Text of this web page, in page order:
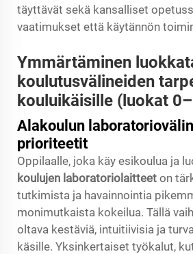
täyttävät sekä kansalliset
vaatimukset että käytännön
Ymmärtäminen
koulutusvälineiden
kouluikäisille (luokat
Alakoulun
prioriteetit
Oppilaalle, joka käy esikoulua ja
koulujen laboratoriolaitteet on
tutkimista ja havainnointia
monimutkaista kokeilua. Tällä
oltava kestäviä, intuitiivisia ja
käsille. Yksinkertaiset työkalut,